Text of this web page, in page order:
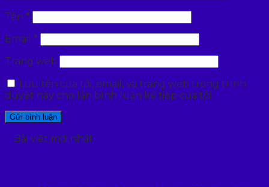
Tên *
Email *
Trang web
Lưu tên của tôi, email, và trang web trong trình
duyệt này cho lần bình luận kế tiếp của tôi.
Bài viết mới nhất